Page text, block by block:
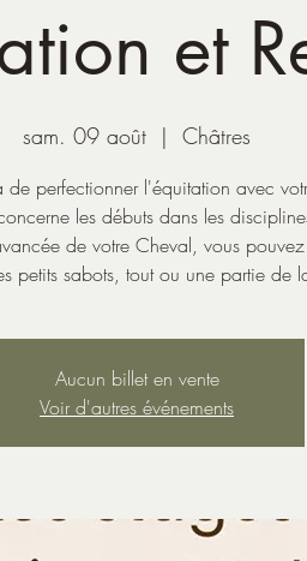
et
sam. 09 août
  |
Châtres
de perfectionner l'équitation avec
les débuts dans les
de votre Cheval, vous
Aucun billet en vente
Voir d'autres événements